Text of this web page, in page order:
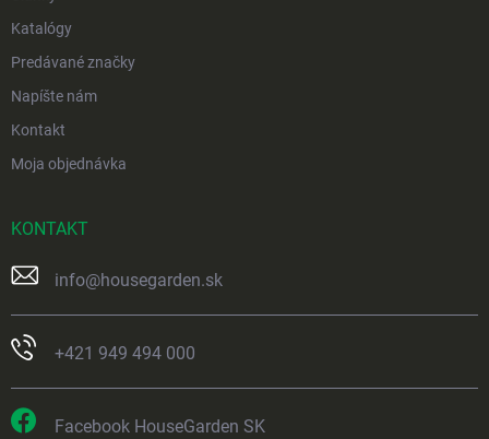
Katalógy
Predávané značky
Napíšte nám
Kontakt
Moja objednávka
KONTAKT
info@housegarden.sk
+421 949 494 000
Facebook HouseGarden SK